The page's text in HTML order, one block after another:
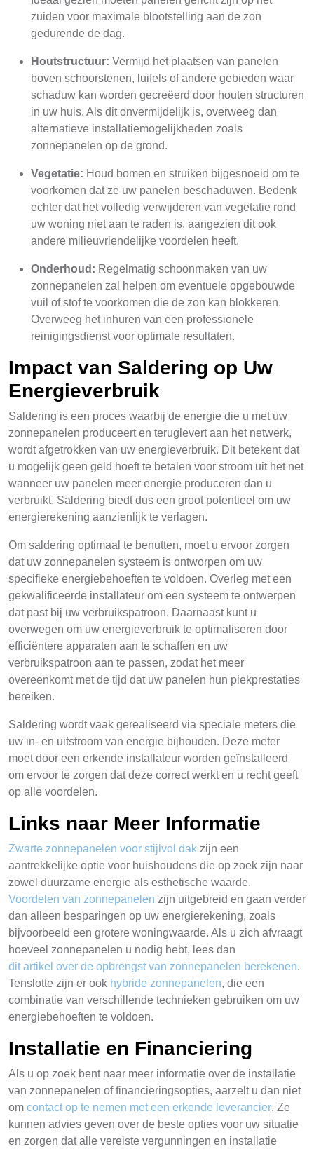
zuiden voor maximale blootstelling aan de zon
gedurende de dag.
Houtstructuur: Vermijd het plaatsen van panelen
boven schoorstenen, luifels of andere gebieden waar
schaduw kan worden gecreëerd door houten structuren
in uw huis. Als dit onvermijdelijk is, overweeg dan
alternatieve installatiemogelijkheden zoals
zonnepanelen op de grond.
Vegetatie: Houd bomen en struiken bijgesnoeid om te
voorkomen dat ze uw panelen beschaduwen. Bedenk
echter dat het volledig verwijderen van vegetatie rond
uw woning niet aan te raden is, aangezien dit ook
andere milieuvriendelijke voordelen heeft.
Onderhoud: Regelmatig schoonmaken van uw
zonnepanelen zal helpen om eventuele opgebouwde
vuil of stof te voorkomen die de zon kan blokkeren.
Overweeg het inhuren van een professionele
reinigingsdienst voor optimale resultaten.
Impact van Saldering op Uw
Energieverbruik
Saldering is een proces waarbij de energie die u met uw
zonnepanelen produceert en teruglevert aan het netwerk,
wordt afgetrokken van uw energieverbruik. Dit betekent dat
u mogelijk geen geld hoeft te betalen voor stroom uit het net
wanneer uw panelen meer energie produceren dan u
verbruikt. Saldering biedt dus een groot potentieel om uw
energierekening aanzienlijk te verlagen.
Om saldering optimaal te benutten, moet u ervoor zorgen
dat uw zonnepanelen systeem is ontworpen om uw
specifieke energiebehoeften te voldoen. Overleg met een
gekwalificeerde installateur om een systeem te ontwerpen
dat past bij uw verbruikspatroon. Daarnaast kunt u
overwegen om uw energieverbruik te optimaliseren door
efficiëntere apparaten aan te schaffen en uw
verbruikspatroon aan te passen, zodat het meer
overeenkomt met de tijd dat uw panelen hun piekprestaties
bereiken.
Saldering wordt vaak gerealiseerd via speciale meters die
uw in- en uitstroom van energie bijhouden. Deze meter
moet door een erkende installateur worden geïnstalleerd
om ervoor te zorgen dat deze correct werkt en u recht geeft
op alle voordelen.
Links naar Meer Informatie
Zwarte zonnepanelen voor stijlvol dak zijn een
aantrekkelijke optie voor huishoudens die op zoek zijn naar
zowel duurzame energie als esthetische waarde.
Voordelen van zonnepanelen zijn uitgebreid en gaan verder
dan alleen besparingen op uw energierekening, zoals
bijvoorbeeld een grotere woningwaarde. Als u zich afvraagt
hoeveel zonnepanelen u nodig hebt, lees dan
dit artikel over de opbrengst van zonnepanelen berekenen.
Tenslotte zijn er ook hybride zonnepanelen, die een
combinatie van verschillende technieken gebruiken om uw
energiebehoeften te voldoen.
Installatie en Financiering
Als u op zoek bent naar meer informatie over de installatie
van zonnepanelen of financieringsopties, aarzelt u dan niet
om contact op te nemen met een erkende leverancier. Ze
kunnen advies geven over de beste opties voor uw situatie
en zorgen dat alle vereiste vergunningen en installatie